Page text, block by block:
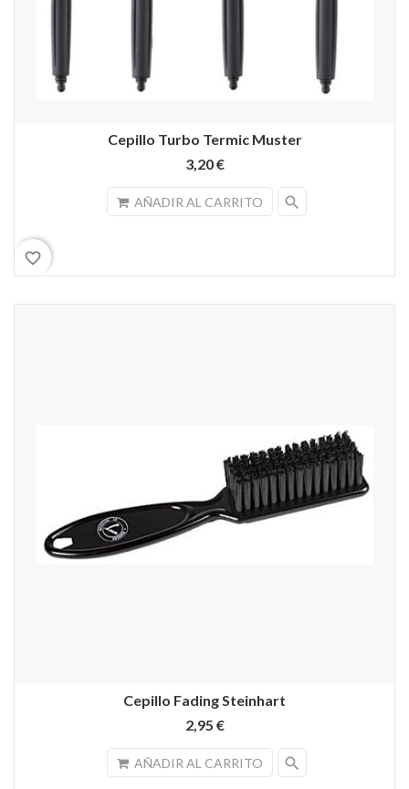
Cepillo Turbo Termic Muster
3,20 €
AÑADIR AL CARRITO search
favorite_border
Cepillo Fading Steinhart
2,95 €
AÑADIR AL CARRITO search